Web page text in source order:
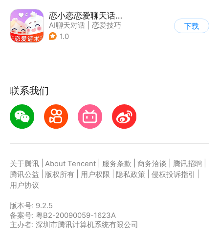
恋小恋恋爱聊天话术神器
AI聊天对话
恋爱技巧
1.0
下载
联系我们
关于腾讯 About Tencent 服务条款 商务洽谈 腾讯招聘
腾讯公益
版权所有 用户权限 隐私政策 侵权投诉指引
用户协议
版本号: 9.2.5
备案号: 粤B2-20090059-1623A
主办者: 深圳市腾讯计算机系统有限公司